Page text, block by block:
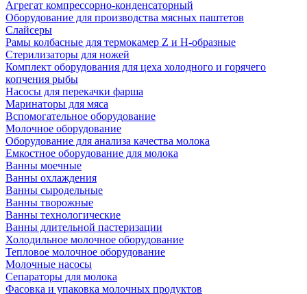
Агрегат компрессорно-конденсаторный
Оборудование для производства мясных паштетов
Слайсеры
Рамы колбасные для термокамер Z и H-образные
Стерилизаторы для ножей
Комплект оборудования для цеха холодного и горячего
копчения рыбы
Насосы для перекачки фарша
Маринаторы для мяса
Вспомогательное оборудование
Молочное оборудование
Оборудование для анализа качества молока
Емкостное оборудование для молока
Ванны моечные
Ванны охлаждения
Ванны сыродельные
Ванны творожные
Ванны технологические
Ванны длительной пастеризации
Холодильное молочное оборудование
Тепловое молочное оборудование
Молочные насосы
Сепараторы для молока
Фасовка и упаковка молочных продуктов